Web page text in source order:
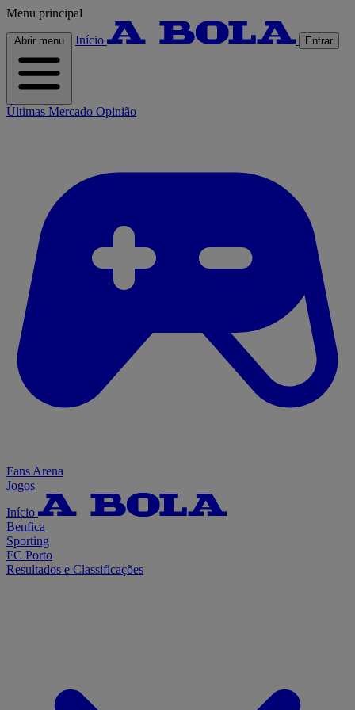
Menu principal
Abrir menu Início Entrar
Últimas Mercado Opinião
Fans Arena
Jogos
Início
Benfica
Sporting
FC Porto
Resultados e Classificações